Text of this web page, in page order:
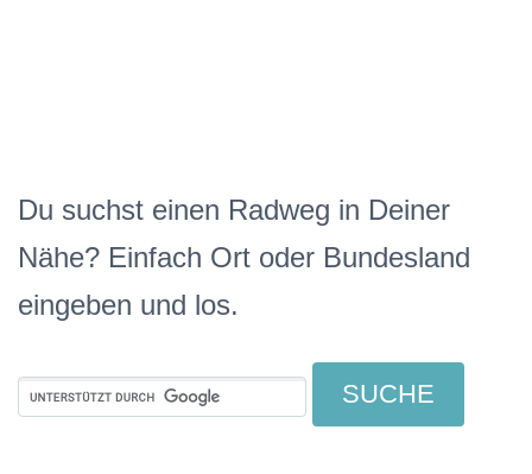
Du suchst einen Radweg in Deiner
Nähe? Einfach Ort oder Bundesland
eingeben und los.